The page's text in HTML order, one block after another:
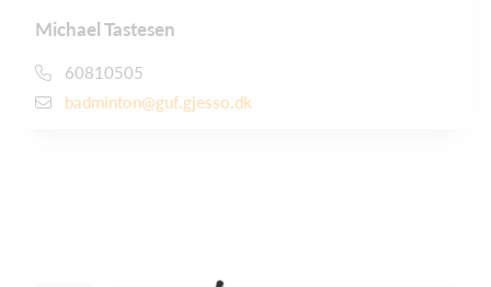
Michael Tastesen
60810505
badminton@guf.gjesso.dk